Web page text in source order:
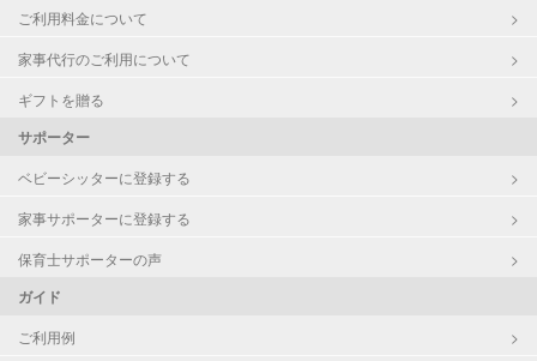
ご利用料金について
家事代行のご利用について
ギフトを贈る
サポーター
ベビーシッターに登録する
家事サポーターに登録する
保育士サポーターの声
ガイド
ご利用例